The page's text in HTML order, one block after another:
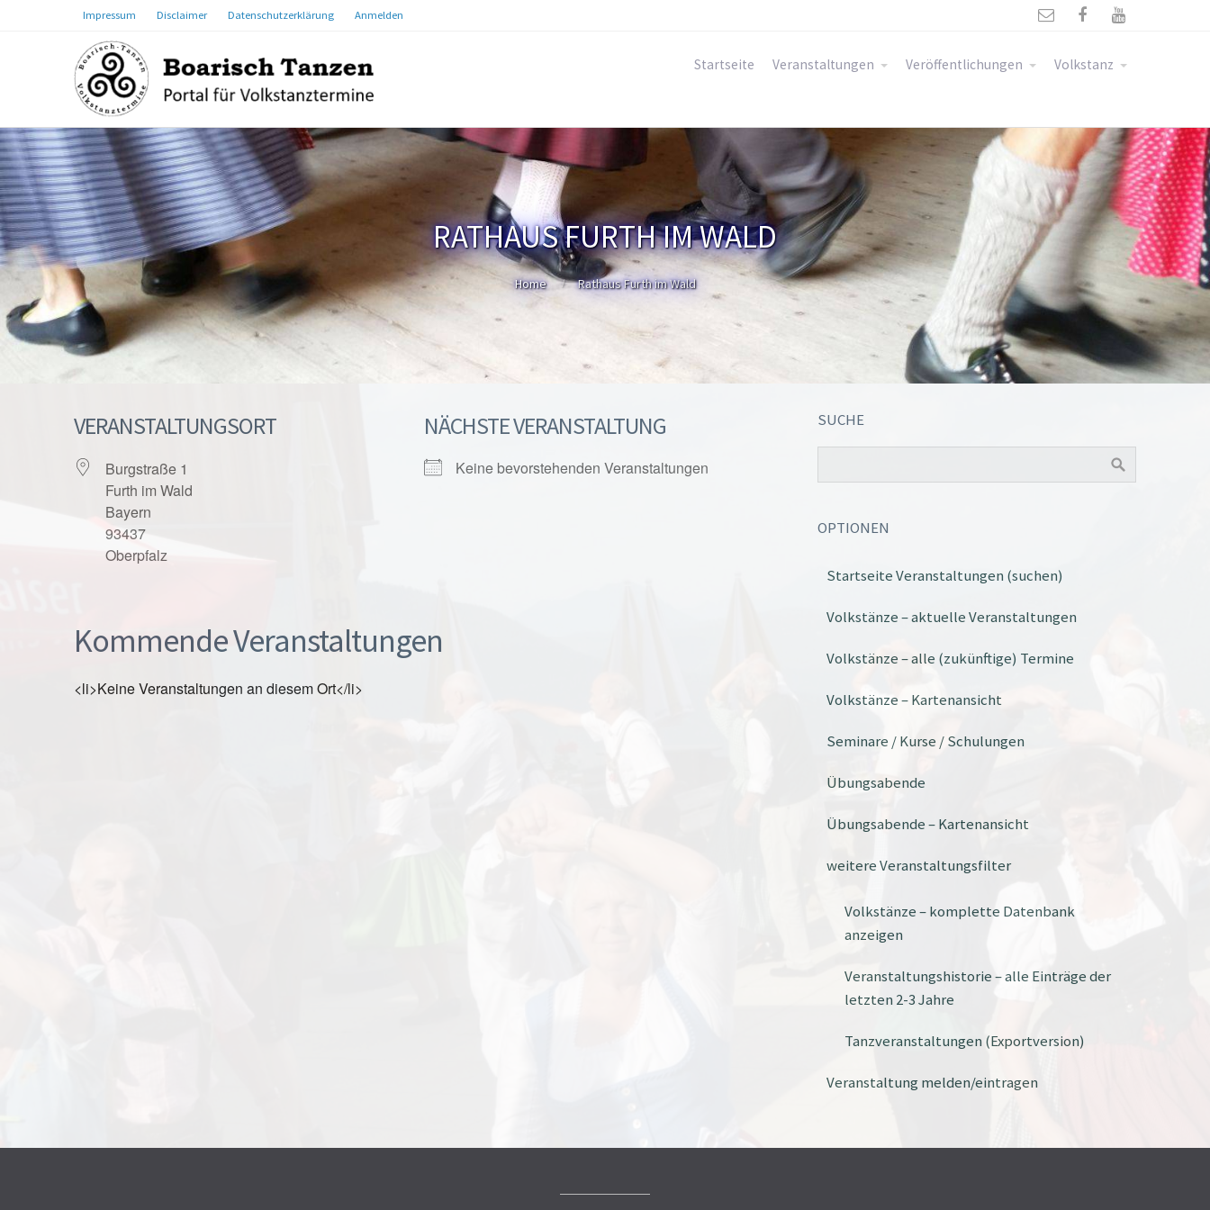
Impressum Disclaimer Datenschutzerklärung Anmelden   
Startseite Veranstaltungen Veröffentlichungen Volkstanz
RATHAUS FURTH IM WALD
Home Rathaus Furth im Wald
VERANSTALTUNGSORT
Burgstraße 1
Furth im Wald
Bayern
93437
Oberpfalz
NÄCHSTE VERANSTALTUNG
Keine bevorstehenden Veranstaltungen
Kommende Veranstaltungen
<li>Keine Veranstaltungen an diesem Ort</li>
SUCHE
OPTIONEN
Startseite Veranstaltungen (suchen)
Volkstänze – aktuelle Veranstaltungen
Volkstänze – alle (zukünftige) Termine
Volkstänze – Kartenansicht
Seminare / Kurse / Schulungen
Übungsabende
Übungsabende – Kartenansicht
weitere Veranstaltungsfilter
Volkstänze – komplette Datenbank
anzeigen
Veranstaltungshistorie – alle Einträge der
letzten 2-3 Jahre
Tanzveranstaltungen (Exportversion)
Veranstaltung melden/eintragen